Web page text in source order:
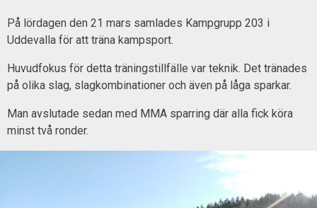
På lördagen den 21 mars samlades Kampgrupp 203 i
Uddevalla för att träna kampsport.
Huvudfokus för detta träningstillfälle var teknik. Det tränades
på olika slag, slagkombinationer och även på låga sparkar.
Man avslutade sedan med MMA sparring där alla fick köra
minst två ronder.